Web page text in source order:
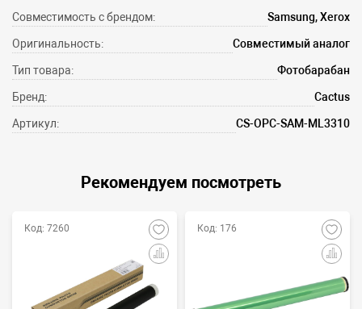
Совместимость с брендом: Samsung, Xerox
Оригинальность: Совместимый аналог
Тип товара: Фотобарабан
Бренд: Cactus
Артикул: CS-OPC-SAM-ML3310
Рекомендуем посмотреть
Код: 7260 Код: 176